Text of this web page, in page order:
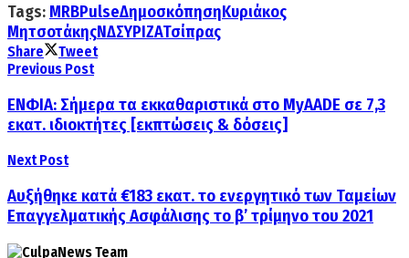
Tags: MRBPulseΔημοσκόπησηΚυριάκος
ΜητσοτάκηςΝΔΣΥΡΙΖΑΤσίπρας
Share
Tweet
Previous Post
ΕΝΦΙΑ: Σήμερα τα εκκαθαριστικά στο MyAADE σε 7,3
εκατ. ιδιοκτήτες [εκπτώσεις & δόσεις]
Next Post
Αυξήθηκε κατά €183 εκατ. το ενεργητικό των Ταμείων
Επαγγελματικής Ασφάλισης το β’ τρίμηνο του 2021